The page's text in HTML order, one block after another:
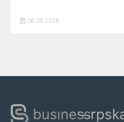
06.08.2026